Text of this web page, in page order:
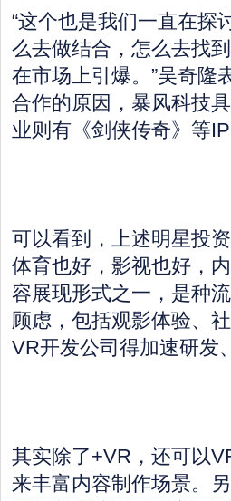
“这个也是我们一直在探
么去做结合，怎么去找
在市场上引爆。”吴奇隆
合作的原因，暴风科技
业则有《剑侠传奇》等
可以看到，上述明星投
体育也好，影视也好，
容展现形式之一，是种
顾虑，包括观影体验、
VR开发公司得加速研发
其实除了+VR，还可以
来丰富内容制作场景。